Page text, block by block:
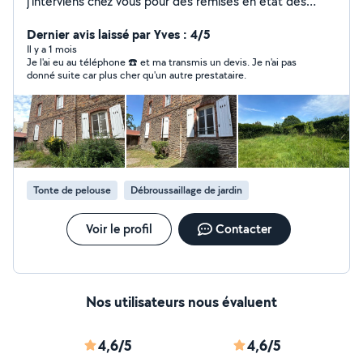
haies et d'arbustes -élagages légers -tonte de la
pelouse -débrousaillage -évacuation des déchets
végétaux -lavage haute pression/karcher -désherbage
manuel et mécanique. Travail soigné, rapide et adapté à
votre budget. PAIEMENTS CESU ACCEPTES Je réalise
des devis gratuitement et rapidement sur demande.
J'émets des factures pour chaque client. Situé sur
Rennes, je me déplace sur ses alentours également.
Dernier avis laissé par Yves : 4/5
Il y a 1 mois
Je l'ai eu au téléphone ☎️ et ma transmis un devis. Je n'ai pas
donné suite car plus cher qu'un autre prestataire.
Tonte de pelouse Débroussaillage de jardin
Voir le profil Contacter
Nos utilisateurs nous évaluent
4,6/5 4,6/5